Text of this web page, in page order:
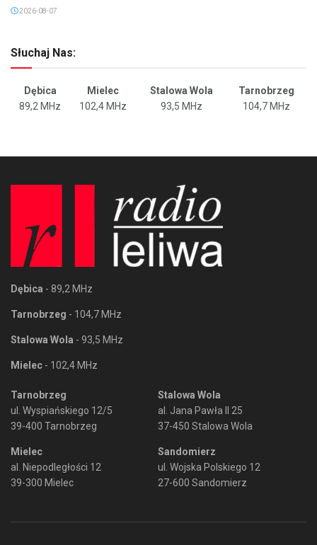
2026-08-07
Słuchaj Nas:
Dębica Mielec Stalowa Wola
Tarnobrzeg
89,2 MHz
102,4 MHz 93,5 MHz 104,7 MHz
Dębica - 89,2 MHz
Tarnobrzeg - 104,7 MHz
Stalowa Wola - 93,5 MHz
Mielec - 102,4 MHz
Tarnobrzeg
ul. Wyspiańskiego 12/5
39-400 Tarnobrzeg
Mielec
al. Niepodległości 12
39-300 Mielec
Stalowa Wola
al. Jana Pawła II 25
37-450 Stalowa Wola
Sandomierz
ul. Wojska Polskiego 12
27-600 Sandomierz